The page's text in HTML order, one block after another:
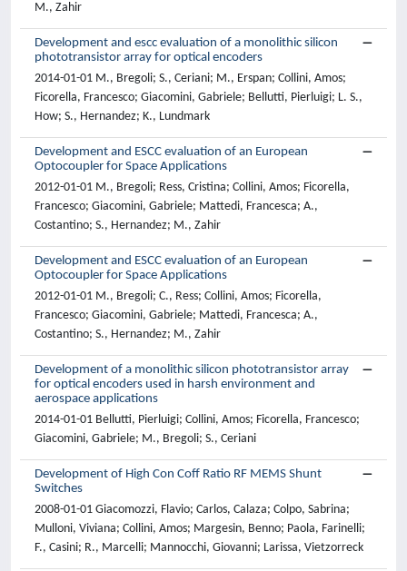
M., Zahir
Development and escc evaluation of a monolithic silicon
phototransistor array for optical encoders
2014-01-01 M., Bregoli; S., Ceriani; M., Erspan; Collini, Amos;
Ficorella, Francesco; Giacomini, Gabriele; Bellutti, Pierluigi; L. S.,
How; S., Hernandez; K., Lundmark
Development and ESCC evaluation of an European
Optocoupler for Space Applications
2012-01-01 M., Bregoli; Ress, Cristina; Collini, Amos; Ficorella,
Francesco; Giacomini, Gabriele; Mattedi, Francesca; A.,
Costantino; S., Hernandez; M., Zahir
Development and ESCC evaluation of an European
Optocoupler for Space Applications
2012-01-01 M., Bregoli; C., Ress; Collini, Amos; Ficorella,
Francesco; Giacomini, Gabriele; Mattedi, Francesca; A.,
Costantino; S., Hernandez; M., Zahir
Development of a monolithic silicon phototransistor array
for optical encoders used in harsh environment and
aerospace applications
2014-01-01 Bellutti, Pierluigi; Collini, Amos; Ficorella, Francesco;
Giacomini, Gabriele; M., Bregoli; S., Ceriani
Development of High Con Coff Ratio RF MEMS Shunt
Switches
2008-01-01 Giacomozzi, Flavio; Carlos, Calaza; Colpo, Sabrina;
Mulloni, Viviana; Collini, Amos; Margesin, Benno; Paola, Farinelli;
F., Casini; R., Marcelli; Mannocchi, Giovanni; Larissa, Vietzorreck